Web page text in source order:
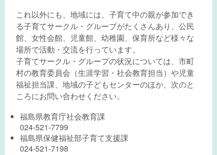
これ以外にも、地域には、子育て中の親が参加でき
る子育てサークル・グループがたくさんあり、公民
館、女性会館、児童館、幼稚園、保育所など様々な
場所で活動・交流を行っています。
子育てサークル・グループの状況については、市町
村の教育委員会（生涯学習・社会教育担当）や児童
福祉担当課、地域の子どもセンターのほか、次のと
ころにお問い合わせください。
福島県教育庁社会教育課
024-521-7799
福島県保健福祉部子育て支援課
024-521-7198